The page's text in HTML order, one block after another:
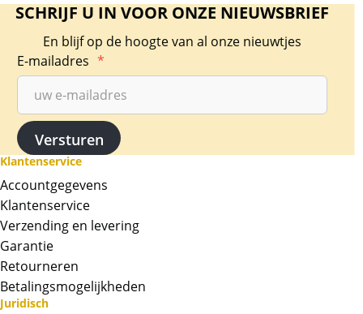
SCHRIJF U IN VOOR ONZE NIEUWSBRIEF
En blijf op de hoogte van al onze nieuwtjes
E-mailadres *
Klantenservice
Accountgegevens
Klantenservice
Verzending en levering
Garantie
Retourneren
Betalingsmogelijkheden
Juridisch